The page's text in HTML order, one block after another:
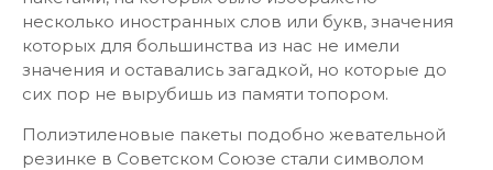
несколько иностранных слов или букв, значения
которых для большинства из нас не имели
значения и оставались загадкой, но которые до
сих пор не вырубишь из памяти топором.
Полиэтиленовые пакеты подобно жевательной
резинке в Советском Союзе стали символом